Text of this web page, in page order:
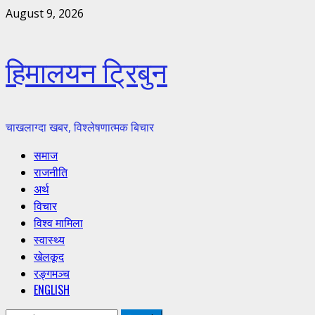
Skip
August 9, 2026
हिमालयन ट्रिबुन
चाखलाग्दा खबर, विश्लेषणात्मक बिचार
Primary
Menu
समाज
राजनीति
अर्थ
विचार
विश्व मामिला
स्वास्थ्य
खेलकूद
रङ्गमञ्च
ENGLISH